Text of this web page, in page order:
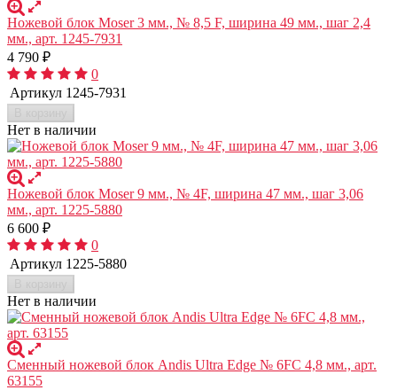
Ножевой блок Moser 3 мм., № 8,5 F, ширина 49 мм., шаг 2,4
мм., арт. 1245-7931
4 790 ₽
0
Артикул 1245-7931
Нет в наличии
Ножевой блок Moser 9 мм., № 4F, ширина 47 мм., шаг 3,06
мм., арт. 1225-5880
6 600 ₽
0
Артикул 1225-5880
Нет в наличии
Сменный ножевой блок Andis Ultra Edge № 6FC 4,8 мм., арт.
63155